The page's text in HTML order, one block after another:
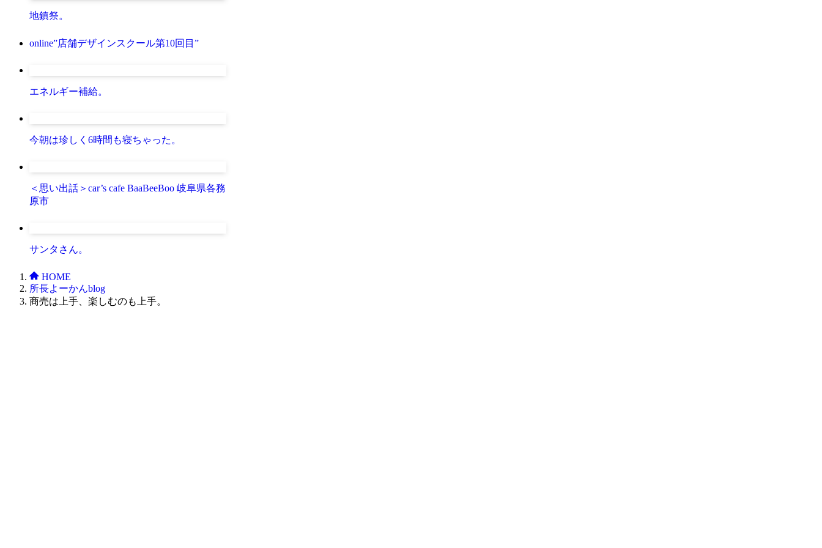
地鎮祭。
online”店舗デザインスクール第10回目”
エネルギー補給。
今朝は珍しく6時間も寝ちゃった。
＜思い出話＞car’s cafe BaaBeeBoo 岐阜県各務
原市
サンタさん。
HOME
所長よーかんblog
商売は上手、楽しむのも上手。